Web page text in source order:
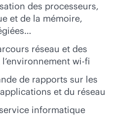
des processeurs,
et de la mémoire,
réseau et des
wi-fi
de rapports sur les
et du réseau
informatique